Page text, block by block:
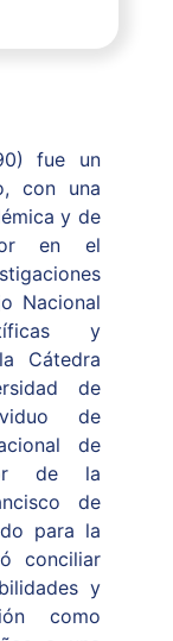
fue un
con una
y de
en el
Nacional
y
Cátedra
de
de
de
de la
de
para la
conciliar
y
como